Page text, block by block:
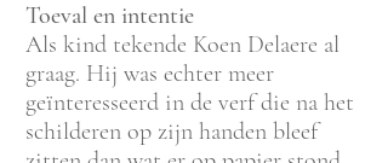
Toeval en intentie
Als kind tekende Koen Delaere al
graag. Hij was echter meer
geïnteresseerd in de verf die na het
schilderen op zijn handen bleef